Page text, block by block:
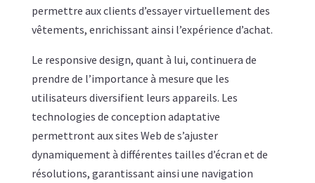
permettre aux clients d’essayer virtuellement des
vêtements, enrichissant ainsi l’expérience d’achat.
Le responsive design, quant à lui, continuera de
prendre de l’importance à mesure que les
utilisateurs diversifient leurs appareils. Les
technologies de conception adaptative
permettront aux sites Web de s’ajuster
dynamiquement à différentes tailles d’écran et de
résolutions, garantissant ainsi une navigation